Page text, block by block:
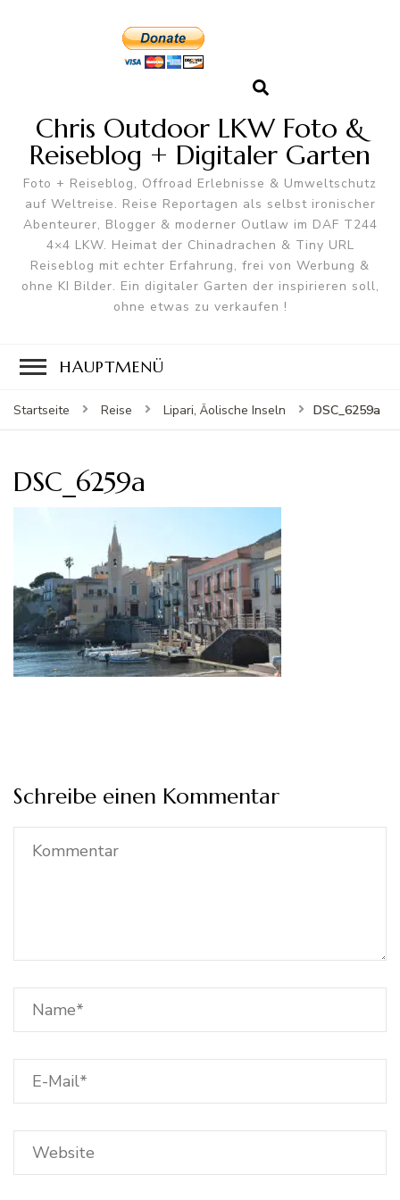
Chris Outdoor LKW Foto &
Reiseblog + Digitaler Garten
Foto + Reiseblog, Offroad Erlebnisse & Umweltschutz
auf Weltreise. Reise Reportagen als selbst ironischer
Abenteurer, Blogger & moderner Outlaw im DAF T244
4×4 LKW. Heimat der Chinadrachen & Tiny URL
Reiseblog mit echter Erfahrung, frei von Werbung &
ohne KI Bilder. Ein digitaler Garten der inspirieren soll,
ohne etwas zu verkaufen !
HAUPTMENÜ
Startseite Reise Lipari, Äolische Inseln DSC_6259a
DSC_6259a
Schreibe einen Kommentar